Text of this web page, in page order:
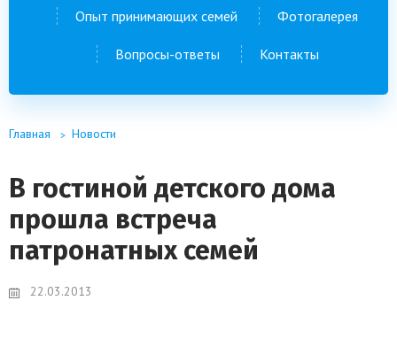
Опыт принимающих семей Фотогалерея
Вопросы-ответы Контакты
Главная Новости
В гостиной детского дома
прошла встреча
патронатных семей
22.03.2013